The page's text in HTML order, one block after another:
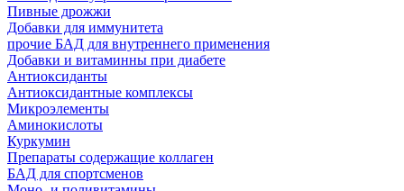
Пивные дрожжи
Добавки для иммунитета
прочие БАД для внутреннего применения
Добавки и витаминны при диабете
Антиоксиданты
Антиоксидантные комплексы
Микроэлементы
Аминокислоты
Куркумин
Препараты содержащие коллаген
БАД для спортсменов